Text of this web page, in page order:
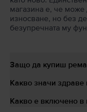
магазина е, че
износване, но без
безупречната му
Защо да купиш
Какво значи здраве
Какво е включено в